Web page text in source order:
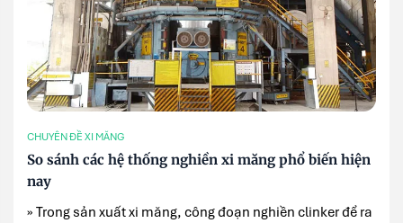
CHUYÊN ĐỀ XI MĂNG
So sánh các hệ thống nghiền xi măng phổ biến hiện
nay
» Trong sản xuất xi măng, công đoạn nghiền clinker để ra